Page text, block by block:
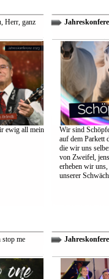
Herr, ganz
ewig all mein
Wir sind
auf dem Parkett
die wir uns
von Zweifel,
erheben wir
unserer
me